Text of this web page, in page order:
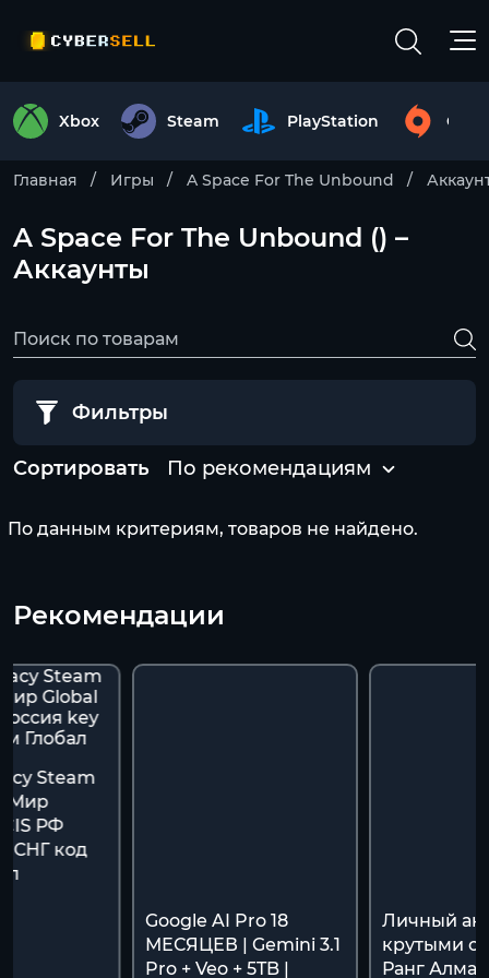
Xbox Steam PlayStation
Главная Игры A Space For The Unbound
A Space For The Unbound () –
Аккаунты
Фильтры
Сортировать По рекомендациям
По данным критериям, товаров не найдено.
Рекомендации
Steam
Мир
РФ
СНГ код
Google AI Pro 18
МЕСЯЦЕВ | Gemini 3.1
Pro + Veo + 5TB |
Личный
крутыми
Ранг Алмаз